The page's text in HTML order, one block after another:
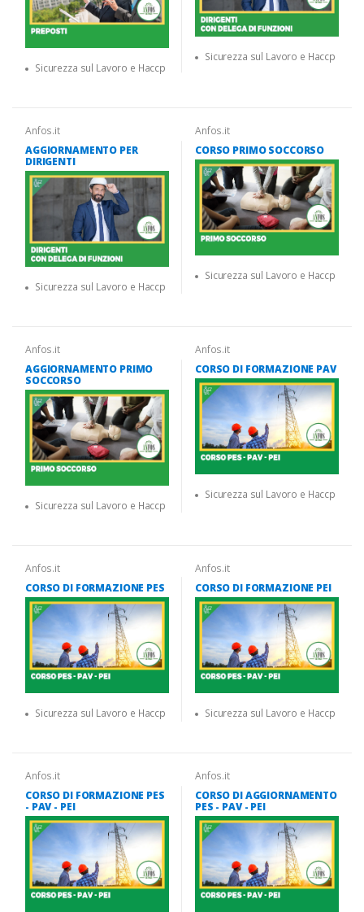
Sicurezza sul Lavoro e Haccp
Sicurezza sul Lavoro e Haccp
Anfos.it
AGGIORNAMENTO PER
DIRIGENTI
Sicurezza sul Lavoro e Haccp
Anfos.it
CORSO PRIMO SOCCORSO
Sicurezza sul Lavoro e Haccp
Anfos.it
AGGIORNAMENTO PRIMO
SOCCORSO
Sicurezza sul Lavoro e Haccp
Anfos.it
CORSO DI FORMAZIONE PAV
Sicurezza sul Lavoro e Haccp
Anfos.it
CORSO DI FORMAZIONE PES
Sicurezza sul Lavoro e Haccp
Anfos.it
CORSO DI FORMAZIONE PEI
Sicurezza sul Lavoro e Haccp
Anfos.it
CORSO DI FORMAZIONE PES
- PAV - PEI
Anfos.it
CORSO DI AGGIORNAMENTO
PES - PAV - PEI